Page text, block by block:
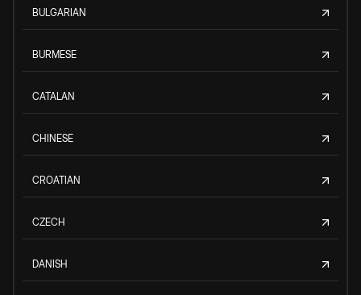
BULGARIAN
BURMESE
CATALAN
CHINESE
CROATIAN
CZECH
DANISH